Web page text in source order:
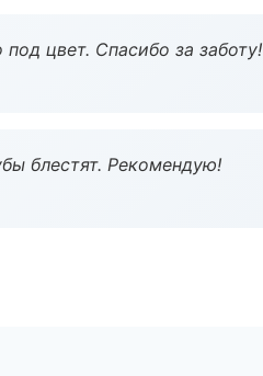
цвет. Спасибо за заботу!
блестят. Рекомендую!